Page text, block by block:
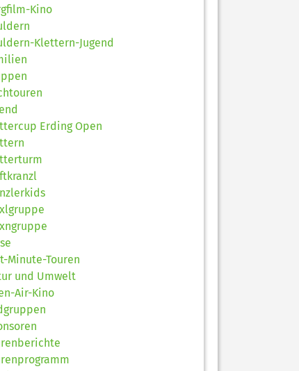
Kino
Klettern-Jugend
Erding Open
Minute-Touren
und Umwelt
Air-Kino